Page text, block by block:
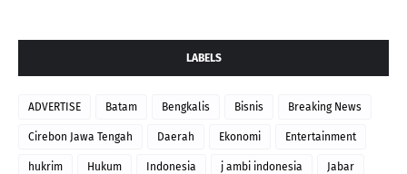
LABELS
ADVERTISE Batam Bengkalis Bisnis Breaking News
Cirebon Jawa Tengah Daerah Ekonomi Entertainment
hukrim Hukum Indonesia j ambi indonesia Jabar